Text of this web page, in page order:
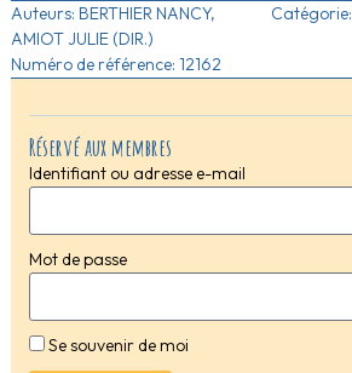
Réservé aux membres
Identifiant ou adresse e-mail
Mot de passe
Se souvenir de moi
Auteurs: BERTHIER NANCY,
AMIOT JULIE (DIR.)
Numéro de référence: 12162
Catégorie: